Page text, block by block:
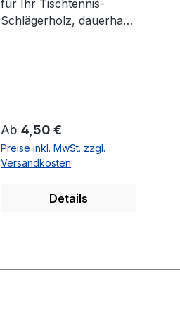
für Ihr Tischtennis-
Schlägerholz, dauerhaft
Regulärer Preis:
Ab4,50 €
Preise inkl. MwSt. zzgl.
Versandkosten
Details